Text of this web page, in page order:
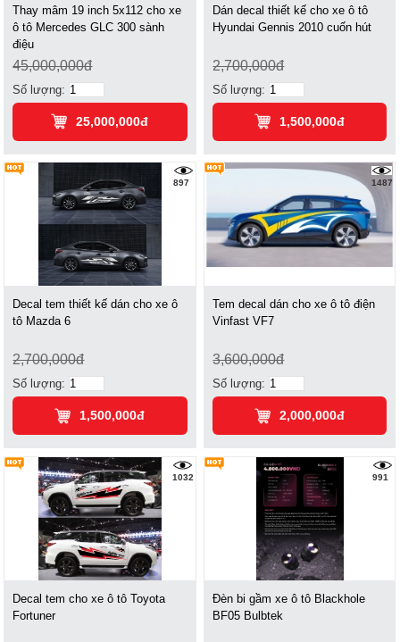
Thay mâm 19 inch 5x112 cho xe
ô tô Mercedes GLC 300 sành
điệu
45,000,000đ
Số lượng:
25,000,000đ
Dán decal thiết kế cho xe ô tô
Hyundai Gennis 2010 cuốn hút
2,700,000đ
Số lượng:
1,500,000đ
897
Decal tem thiết kế dán cho xe ô
tô Mazda 6
2,700,000đ
Số lượng:
1,500,000đ
1487
Tem decal dán cho xe ô tô điện
Vinfast VF7
3,600,000đ
Số lượng:
2,000,000đ
1032
Decal tem cho xe ô tô Toyota
Fortuner
991
Đèn bi gầm xe ô tô Blackhole
BF05 Bulbtek